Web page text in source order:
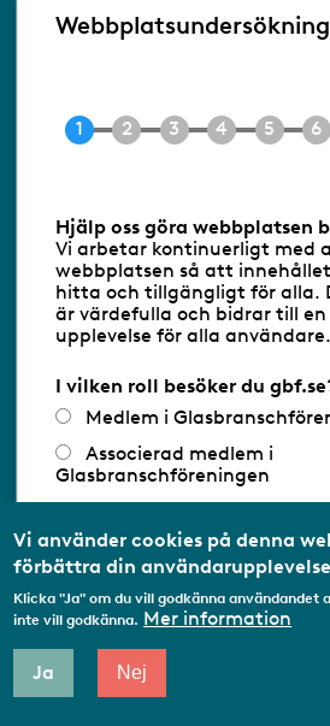
Besöksadress:
Ringvägen 100
E-post info@gbf.se
Följ oss via RSS
Databasens namn:www.gbf.se-
Glasbranschföreningen AB -
utgivare: Sofia Wahlgren
Webbplatsundersökning
Hjälp oss göra webbplatsen
Vi arbetar kontinuerligt med
webbplatsen så att
hitta och tillgängligt för alla.
är värdefulla och bidrar till
upplevelse för alla användare.
I vilken roll besöker du
Medlem i
Associerad medlem i
Glasbranschföreningen
medlemsorganisation/
Utbildningsaktör
Student
Annat...
Vi använder cookies på denna
förbättra din användarupplevelse
Klicka "Ja" om du vill godkänna användandet
inte vill godkänna. Mer information
Ja Nej